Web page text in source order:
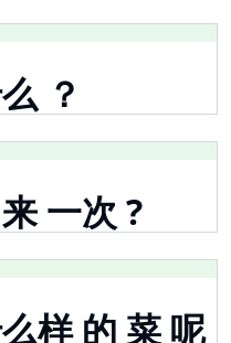
？
一次 ?
样 的 菜 呢